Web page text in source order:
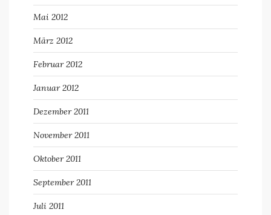
Mai 2012
März 2012
Februar 2012
Januar 2012
Dezember 2011
November 2011
Oktober 2011
September 2011
Juli 2011